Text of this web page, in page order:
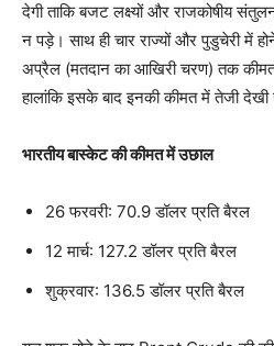
देगी ताकि बजट लक्ष्यों और राजकोषीय
न पड़े। साथ ही चार राज्यों और पुडुचेरी में
अप्रैल (मतदान का आखिरी चरण) तक कीमतों
हालांकि इसके बाद इनकी कीमत में तेजी
भारतीय बास्केट की कीमत में उछाल
26 फरवरी: 70.9 डॉलर प्रति बैरल
12 मार्च: 127.2 डॉलर प्रति बैरल
शुक्रवार: 136.5 डॉलर प्रति बैरल